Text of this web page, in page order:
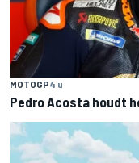
MOTOGP4 u
Pedro Acosta houdt